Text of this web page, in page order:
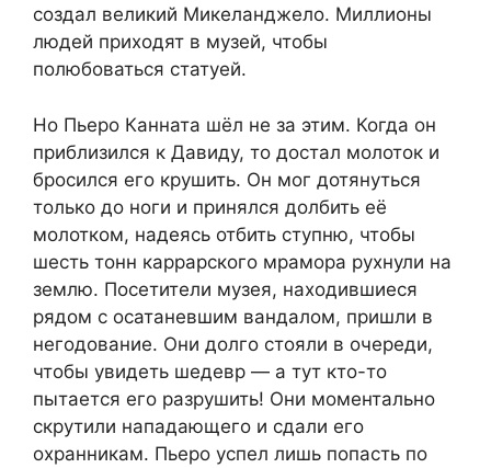
создал великий Микеланджело. Миллионы
людей приходят в музей, чтобы
полюбоваться статуей.
Но Пьеро Канната шёл не за этим. Когда он
приблизился к Давиду, то достал молоток и
бросился его крушить. Он мог дотянуться
только до ноги и принялся долбить её
молотком, надеясь отбить ступню, чтобы
шесть тонн каррарского мрамора рухнули на
землю. Посетители музея, находившиеся
рядом с осатаневшим вандалом, пришли в
негодование. Они долго стояли в очереди,
чтобы увидеть шедевр — а тут кто-то
пытается его разрушить! Они моментально
скрутили нападающего и сдали его
охранникам. Пьеро успел лишь попасть по